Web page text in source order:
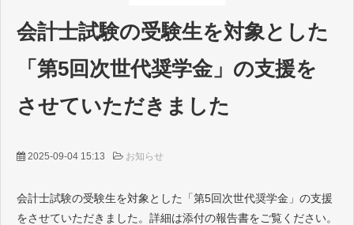
会計士試験の受験生を対象とした
「第5回次世代奨学金」の支援を
させていただきました
2025-09-04 15:13 お知らせ
会計士試験の受験生を対象とした「第5回次世代奨学金」の支援
をさせていただきました。詳細は添付の報告書をご覧ください。